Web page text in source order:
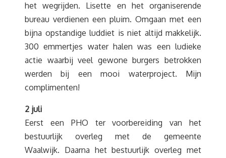
het wegrijden. Lisette en het organiserende
bureau verdienen een pluim. Omgaan met een
bijna opstandige luddiet is niet altijd makkelijk.
300 emmertjes water halen was een ludieke
actie waarbij veel gewone burgers betrokken
werden bij een mooi waterproject. Mijn
complimenten!
2 juli
Eerst een PHO ter voorbereiding van het
bestuurlijk overleg met de gemeente
Waalwijk. Daarna het bestuurlijk overleg met